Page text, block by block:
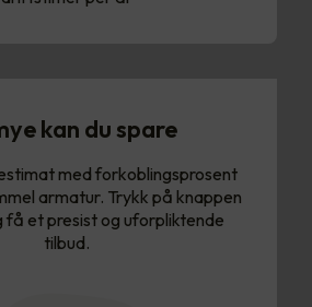
kan du spare
med forkoblingsprosent
armatur. Trykk på knappen
få et presist og uforpliktende
tilbud.